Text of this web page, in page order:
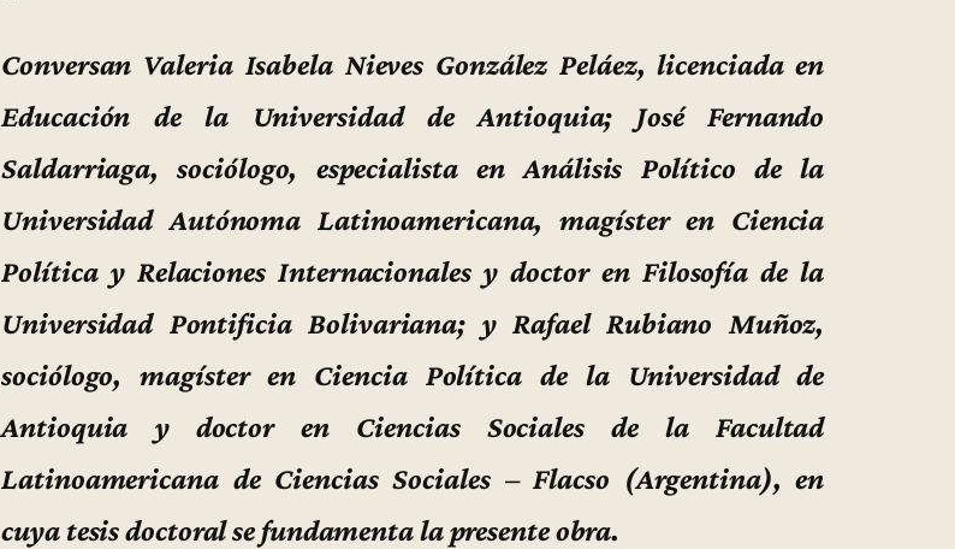
Conversan Valeria Isabela Nieves González Peláez, licenciada en
Educación de la Universidad de Antioquia; José Fernando
Saldarriaga, sociólogo, especialista en Análisis Político de la
Universidad Autónoma Latinoamericana, magíster en Ciencia
Política y Relaciones Internacionales y doctor en Filosofía de la
Universidad Pontificia Bolivariana; y Rafael Rubiano Muñoz,
sociólogo, magíster en Ciencia Política de la Universidad de
Antioquia y doctor en Ciencias Sociales de la Facultad
Latinoamericana de Ciencias Sociales – Flacso (Argentina), en
cuya tesis doctoral se fundamenta la presente obra.